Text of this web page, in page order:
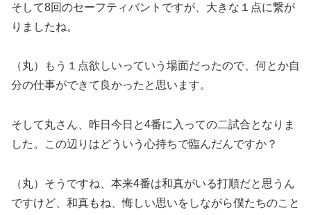
そして8回のセーフティバントですが、大きな１点に繋が
りましたね。
（丸）もう１点欲しいっていう場面だったので、何とか自
分の仕事ができて良かったと思います。
そして丸さん、昨日今日と4番に入っての二試合となりま
した。この辺りはどういう心持ちで臨んだんですか？
（丸）そうですね、本来4番は和真がいる打順だと思うん
ですけど、和真もね、悔しい思いをしながら僕たちのこと